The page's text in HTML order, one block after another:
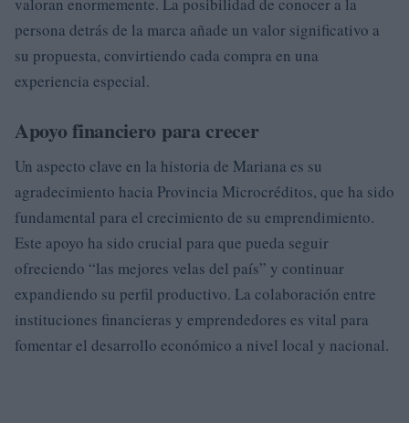
persona detrás de la marca añade un valor significativo a
su propuesta, convirtiendo cada compra en una
experiencia especial.
Apoyo financiero para crecer
Un aspecto clave en la historia de Mariana es su
agradecimiento hacia Provincia Microcréditos, que ha sido
fundamental para el crecimiento de su emprendimiento.
Este apoyo ha sido crucial para que pueda seguir
ofreciendo “las mejores velas del país” y continuar
expandiendo su perfil productivo. La colaboración entre
instituciones financieras y emprendedores es vital para
fomentar el desarrollo económico a nivel local y nacional.